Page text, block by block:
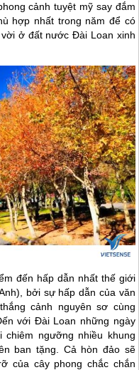
cảnh tuyệt mỹ say đắm
hợp nhất trong năm để có
vời ở đất nướcĐài Loan xinh
đến hấp dẫn nhất thế giới
bởi sự hấp dẫn của văn
cảnh nguyên sơ cùng
với Đài Loan những ngày
ngưỡng nhiều khung
ban tặng. Cả hòn đảo sẽ
của cây phong chắc chắn